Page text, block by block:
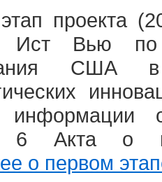
проекта
Ист Вью по
США
информации
6 Акта о
о первом